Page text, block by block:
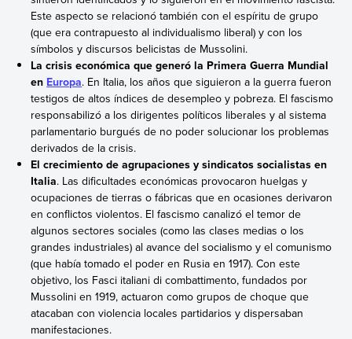
Este aspecto se relacionó también con el espíritu de grupo
(que era contrapuesto al individualismo liberal) y con los
símbolos y discursos belicistas de Mussolini.
La crisis económica que generó la Primera Guerra Mundial
en Europa. En Italia, los años que siguieron a la guerra fueron
testigos de altos índices de desempleo y pobreza. El fascismo
responsabilizó a los dirigentes políticos liberales y al sistema
parlamentario burgués de no poder solucionar los problemas
derivados de la crisis.
El crecimiento de agrupaciones y sindicatos socialistas en
Italia. Las dificultades económicas provocaron huelgas y
ocupaciones de tierras o fábricas que en ocasiones derivaron
en conflictos violentos. El fascismo canalizó el temor de
algunos sectores sociales (como las clases medias o los
grandes industriales) al avance del socialismo y el comunismo
(que había tomado el poder en Rusia en 1917). Con este
objetivo, los Fasci italiani di combattimento, fundados por
Mussolini en 1919, actuaron como grupos de choque que
atacaban con violencia locales partidarios y dispersaban
manifestaciones.